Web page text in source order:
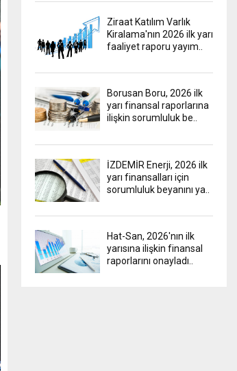
Ziraat Katılım Varlık
Kiralama'nın 2026 ilk yarı
faaliyet raporu yayım..
Borusan Boru, 2026 ilk
yarı finansal raporlarına
ilişkin sorumluluk be..
İZDEMİR Enerji, 2026 ilk
yarı finansalları için
sorumluluk beyanını ya..
Hat-San, 2026'nın ilk
yarısına ilişkin finansal
raporlarını onayladı..